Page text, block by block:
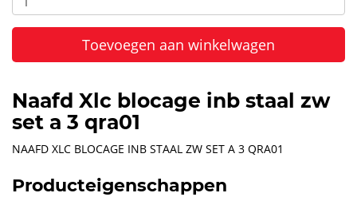
Toevoegen aan winkelwagen
Naafd Xlc blocage inb staal zw
set a 3 qra01
NAAFD XLC BLOCAGE INB STAAL ZW SET A 3 QRA01
Producteigenschappen